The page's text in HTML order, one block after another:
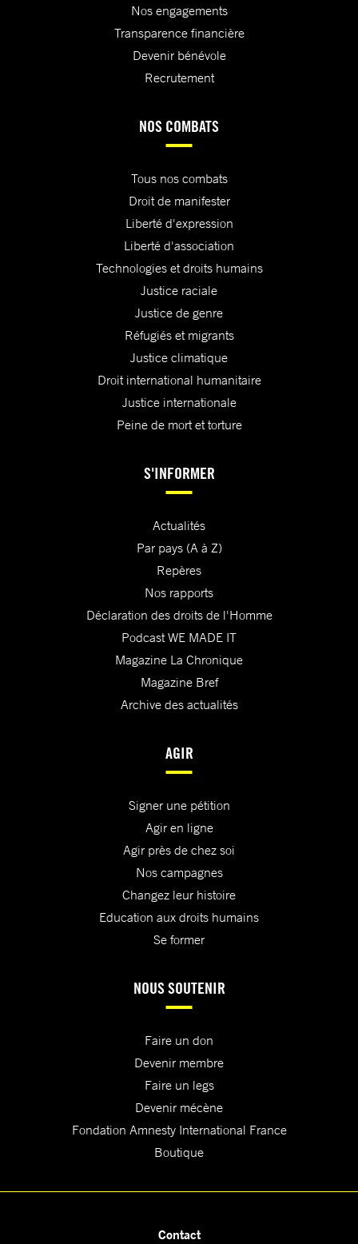
Nos engagements
Transparence financière
Devenir bénévole
Recrutement
NOS COMBATS
Tous nos combats
Droit de manifester
Liberté d'expression
Liberté d'association
Technologies et droits humains
Justice raciale
Justice de genre
Réfugiés et migrants
Justice climatique
Droit international humanitaire
Justice internationale
Peine de mort et torture
S'INFORMER
Actualités
Par pays (A à Z)
Repères
Nos rapports
Déclaration des droits de l'Homme
Podcast WE MADE IT
Magazine La Chronique
Magazine Bref
Archive des actualités
AGIR
Signer une pétition
Agir en ligne
Agir près de chez soi
Nos campagnes
Changez leur histoire
Education aux droits humains
Se former
NOUS SOUTENIR
Faire un don
Devenir membre
Faire un legs
Devenir mécène
Fondation Amnesty International France
Boutique
Contact